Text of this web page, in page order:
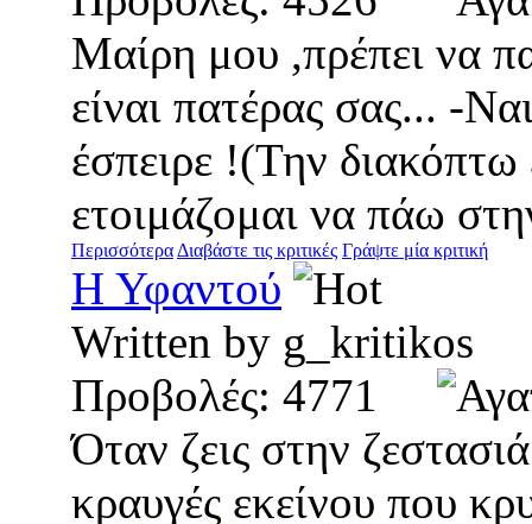
Μαίρη μου ,πρέπει να
είναι πατέρας σας... -
έσπειρε !(Την
ετοιμάζομαι να πάω
ΠερισσότεραΔιαβάστε τις κριτικές Γράψτε μία κριτική
Η Υφαντού
Written by g_kritikos
Προβολές: 4771
Όταν ζεις στην
κραυγές εκείνου που